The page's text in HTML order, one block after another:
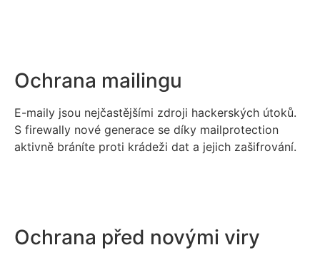
Ochrana mailingu
E-maily jsou nejčastějšími zdroji hackerských útoků.
S firewally nové generace se díky mailprotection
aktivně bráníte proti krádeži dat a jejich zašifrování.
Ochrana před novými viry